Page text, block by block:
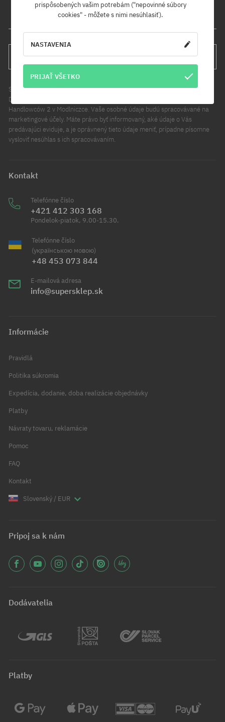
Tvoja e-mailová adresa
PRIHLÁS SA
Správcom údajov sa na účely tohto vyhlásenia rozumie Cool Sport
Distribution sp. z o.o. Hlavné sídlo spoločnosti sa nachádza pri ul.
Handlowców 2 v Modlniczce. Vaše osobné údaje budú spracovávané na
marketingové účely. Máte právo byť informovaný, aké údaje o Vás
predávajúci eviduje, a je oprávnený tieto údaje meniť, prípadne písomne
vysloviť nesúhlas s ich spracovávaním.
Kontakt
Telefónne číslo
+421 412 303 168
Pondelok-piatok, 9.00-15.30.
Telefónne číslo
(українською мовою)
+48 453 073 844
E-mailová adresa
info@supersklep.sk
Informácie
Pravidlá
Politika súkromia
Expedícia, dodanie, doba realizácie objednávky
Platby
Návraty tovaru, reklamácie
Pomoc
FAQ
Kontakt
Slovenský / EUR
Pripoj sa k nám
Dodávatelia
Platby
prispôsobených vašim potrebám ("nepovinné súbory
cookies" - môžete s nimi nesúhlasiť).
NASTAVENIA
PRIJAŤ VŠETKO